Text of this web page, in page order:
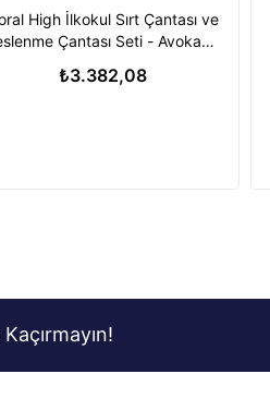
High İlkokul Sırt Çantası ve
Çantası Seti - Avokado
₺3.382,08